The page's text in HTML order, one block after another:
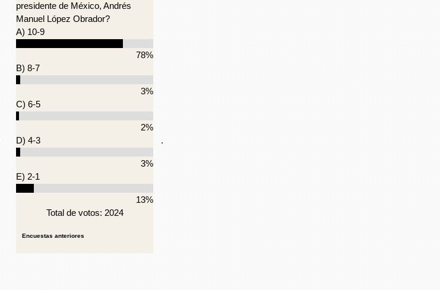
presidente de México, Andrés
Manuel López Obrador?
A) 10-9
78%
B) 8-7
3%
C) 6-5
2%
D) 4-3
3%
E) 2-1
13%
Total de votos: 2024
Encuestas anteriores
.